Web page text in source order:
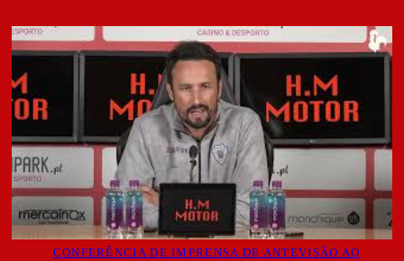
CONFERÊNCIA DE IMPRENSA DE ANTEVISÃO AO